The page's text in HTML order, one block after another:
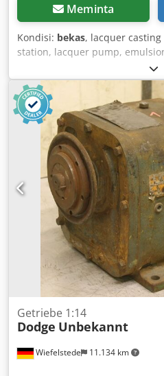
Meminta
Kondisi: bekas, lacquer
station, lacquer pump,
Gearbox: Stöber type R27-
rpm - Motor: HEW type EEXF-S/
Dimensions: 300/400/H935
Aijx Afhoha
Wiefelstede 11.134 km
Getriebe 1:14
Dodge Unbekannt